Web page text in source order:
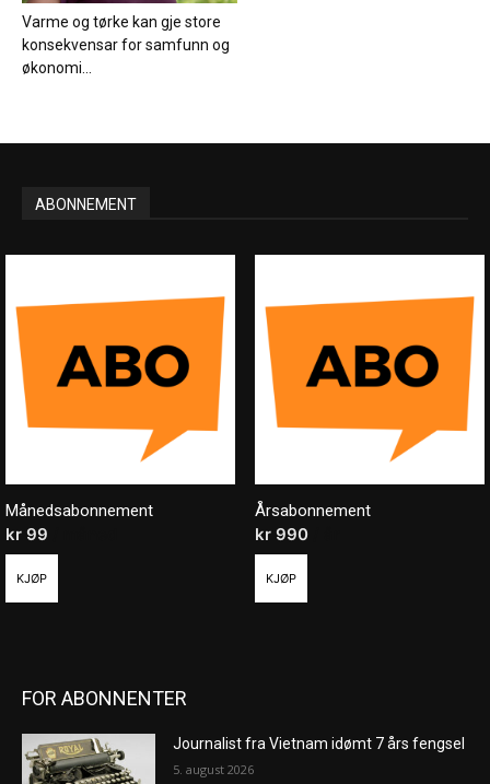
Varme og tørke kan gje store
konsekvensar for samfunn og
økonomi...
ABONNEMENT
Månedsabonnement
kr 99
KJØP
Årsabonnement
kr990
KJØP
FOR ABONNENTER
Journalist fra Vietnam idømt 7 års fengsel
5. august 2026